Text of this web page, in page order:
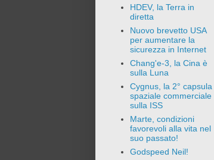
HDEV, la Terra in
diretta
Nuovo brevetto USA
per aumentare la
sicurezza in Internet
Chang'e-3, la Cina è
sulla Luna
Cygnus, la 2° capsula
spaziale commerciale
sulla ISS
Marte, condizioni
favorevoli alla vita nel
suo passato!
Godspeed Neil!